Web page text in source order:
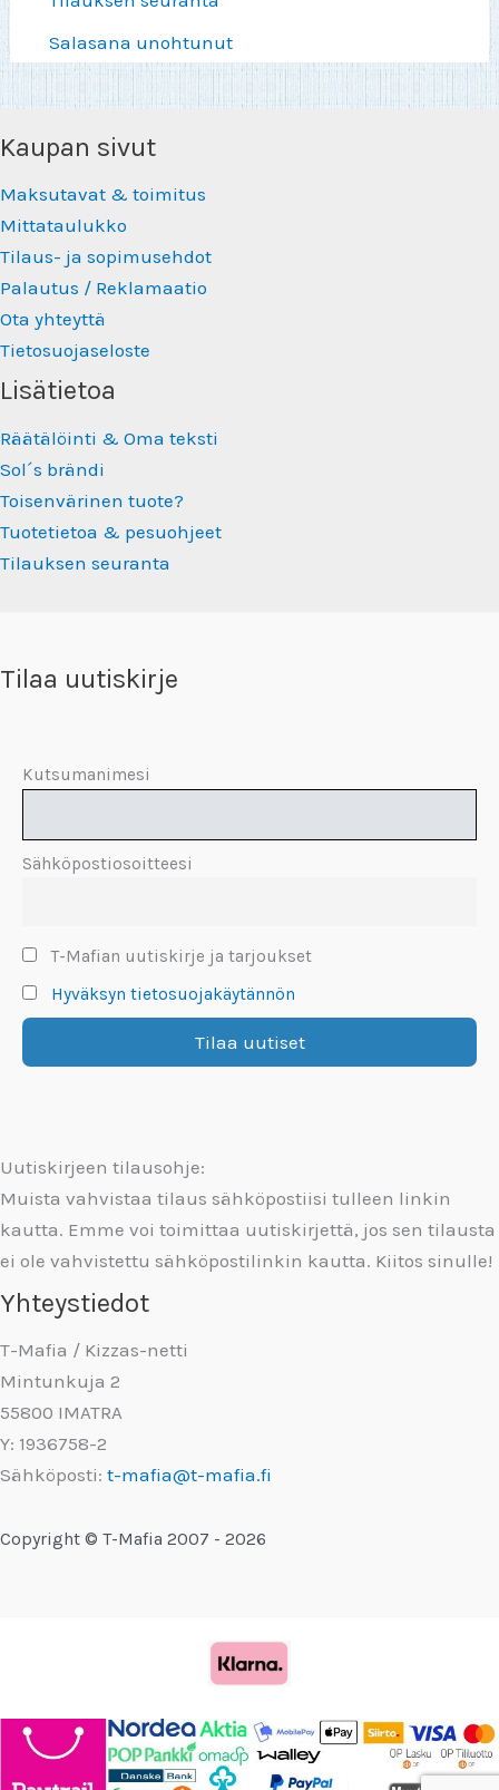
Salasana unohtunut
Kaupan sivut
Maksutavat & toimitus
Mittataulukko
Tilaus- ja sopimusehdot
Palautus / Reklamaatio
Ota yhteyttä
Tietosuojaseloste
Lisätietoa
Räätälöinti & Oma teksti
Sol´s brändi
Toisenvärinen tuote?
Tuotetietoa & pesuohjeet
Tilauksen seuranta
Tilaa uutiskirje
Kutsumanimesi
Sähköpostiosoitteesi
T-Mafian uutiskirje ja tarjoukset
Hyväksyn tietosuojakäytännön
Uutiskirjeen tilausohje:
Muista vahvistaa tilaus sähköpostiisi tulleen linkin
kautta. Emme voi toimittaa uutiskirjettä, jos sen tilausta
ei ole vahvistettu sähköpostilinkin kautta. Kiitos sinulle!
Yhteystiedot
T-Mafia / Kizzas-netti
Mintunkuja 2
55800 IMATRA
Y: 1936758-2
Sähköposti: t-mafia@t-mafia.fi
Copyright © T-Mafia 2007 - 2026